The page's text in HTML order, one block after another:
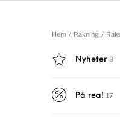
Hem / Rakning /
Nyheter 8
På rea! 17